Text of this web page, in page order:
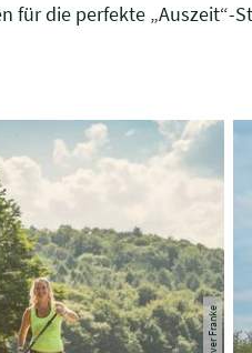
für die perfekte „Auszeit“-